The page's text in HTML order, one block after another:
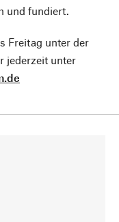
und fundiert.
Freitag unter der
jederzeit unter